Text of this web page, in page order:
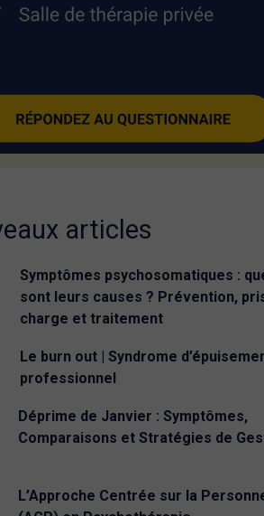
articles
Symptômes psychosomatiques :
sont leurs causes ? Prévention,
charge et traitement
Le burn out | Syndrome
professionnel
Déprime de Janvier : Symptômes,
Comparaisons et Stratégies de
L’Approche Centrée sur la